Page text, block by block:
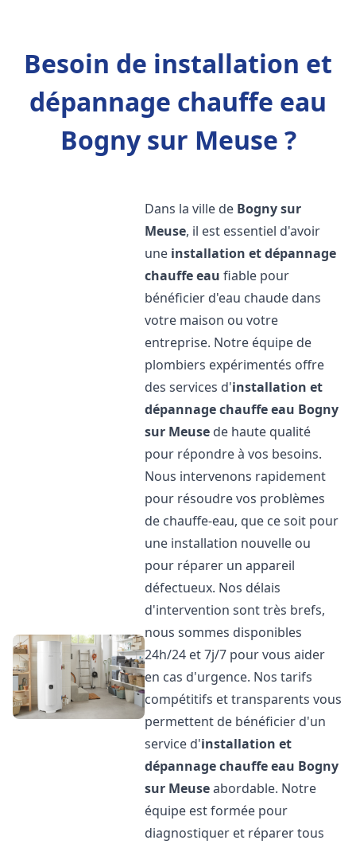
Besoin de installation et
dépannage chauffe eau
Bogny sur Meuse ?
Dans la ville de Bogny sur
Meuse, il est essentiel d'avoir
une installation et dépannage
chauffe eau fiable pour
bénéficier d'eau chaude dans
votre maison ou votre
entreprise. Notre équipe de
plombiers expérimentés offre
des services d'installation et
dépannage chauffe eau Bogny
sur Meuse de haute qualité
pour répondre à vos besoins.
Nous intervenons rapidement
pour résoudre vos problèmes
de chauffe-eau, que ce soit pour
une installation nouvelle ou
pour réparer un appareil
défectueux. Nos délais
d'intervention sont très brefs,
nous sommes disponibles
24h/24 et 7j/7 pour vous aider
en cas d'urgence. Nos tarifs
compétitifs et transparents vous
permettent de bénéficier d'un
service d'installation et
dépannage chauffe eau Bogny
sur Meuseabordable. Notre
équipe est formée pour
diagnostiquer et réparer tous